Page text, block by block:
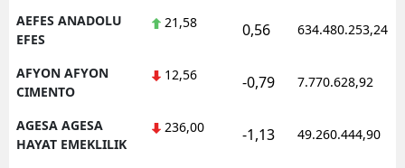
AEFES ANADOLU
EFES
21,58 0,56 634.480.253,24
AFYON AFYON
CIMENTO
12,56 -0,79 7.770.628,92
AGESA AGESA
HAYAT EMEKLILIK
236,00 -1,13 49.260.444,90